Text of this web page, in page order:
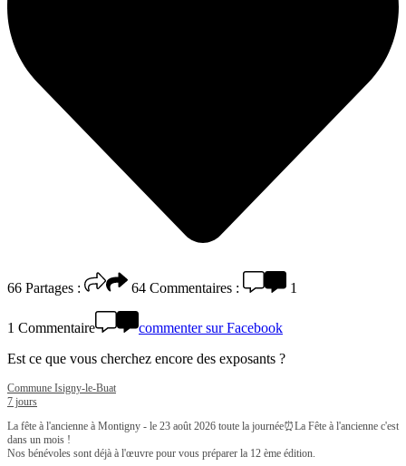
66 Partages : 64 Commentaires : 1
1 Commentaire
commenter sur Facebook
Est ce que vous cherchez encore des exposants ?
Commune Isigny-le-Buat
7 jours
La fête à l'ancienne à Montigny - le 23 août 2026 toute la journée⏰La Fête à l'ancienne c'est
dans un mois !
Nos bénévoles sont déjà à l'œuvre pour vous préparer la 12 ème édition.